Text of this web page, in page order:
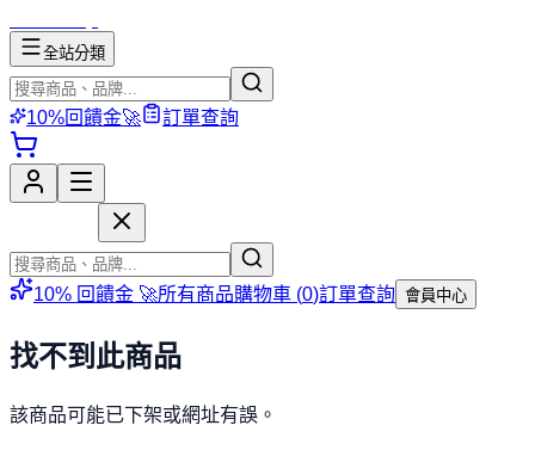
全站分類
10%回饋金🚀 訂單查詢
10% 回饋金 🚀所有商品購物車 (0)訂單查詢 會員中心
找不到此商品
該商品可能已下架或網址有誤。